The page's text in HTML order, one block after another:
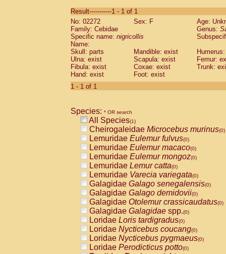
CebidaeSaguinus labiatus(0)
Cebidae Saguinus leucopus (0)
Cebidae
CebidaeSaguinus mystax
Cebidae Saguinus nigricollis (1)
Cebidae Saguinus oedipus
Cebidae Saguinus weddelli
Cebidae Saguinusspp.
Cebidae
CebidaeCebus capucinus
CebidaeCebus nigrivittatus
CebidaeCebus spp.(0)
CebidaeSaimiri boliviensis(0)
CebidaeSaimiri sciureus(0)
AtelidaeAlouatta caraya(0)
AtelidaeAlouatta fusca(0)
AtelidaeAlouatta seniculus(0)
AtelidaeAlouattaspp.(0)
AtelidaeAteles belzebuth(0)
AtelidaeAteles geoffroyi(0)
AtelidaeAteles paniscus(0)
AtelidaeAtelesspp.(0)
AtelidaeLagothrix lagothricha(0)
AtelidaeLagothrix lagothricha cana
PitheciidaeCacajao calvus
Result-----------1 - 1 of 1
No: 02272
Sex: F
Age:
Family: Cebidae
Genus:
Specific name: nigricollis
Name:
Skull: parts
Mandible: exist
Ulna: exist
Scapula: exist
Femur:
Fibula: exist
Coxae: exist
Trunk:
Hand: exist
Foot: exist
1 - 1 of 1
Species: * OR search
All Species(1)
Cheirogaleidae Microcebus murinus(0)
Lemuridae Eulemur fulvus(0)
Lemuridae Eulemur macaco(0)
Lemuridae Eulemur mongoz(0)
Lemuridae Lemur catta(0)
Lemuridae Varecia variegata(0)
Galagidae Galago senegalensis(0)
Galagidae Galago demidovii(0)
Galagidae Otolemur crassicaudatus(0)
Galagidae Galagidae spp.(0)
Loridae Loris tardigradus(0)
Loridae Nycticebus coucang(0)
Loridae Nycticebus pygmaeus(0)
Loridae Perodicticus potto(0)